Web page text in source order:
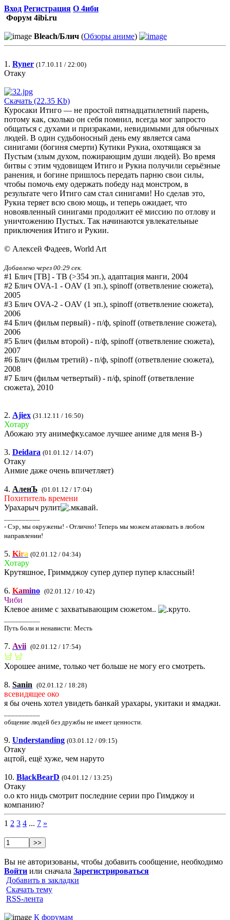
Вход Регистрация О 4иби
Форум 4ibi.ru
Bleach/Блич (Обзоры аниме)
1. Ryner (17.10.11 / 22:00)
Отаку
Скачать (22.35 Kb)
Куросаки Итиго — не простой пятнадцатилетний парень,
потому как, сколько он себя помнил, всегда мог запросто
общаться с духами и призраками, невидимыми для обычных
людей. В один судьбоносный день ему является сама
синигами (богиня смерти) Кутики Рукиа, охотящаяся за
Пустым (злым духом, пожирающим души людей). Во время
битвы с этим чудовищем Итиго и Рукиа получили серьёзные
ранения, и богине пришлось передать парню свои силы,
чтобы помочь ему одержать победу над монстром, в
результате чего Итиго сам стал синигами! Но сделав это,
Рукиа теряет всю свою мощь, и теперь ожидает, что
новоявленный синигами продолжит её миссию по отлову и
уничтожению Пустых. Так начинаются увлекательные
приключения Итиго и Рукии.
© Алексей Фадеев, World Art
Добавлено через 00:29 сек.
#1 Блич [ТВ] - ТВ (>354 эп.), адаптация манги, 2004
#2 Блич OVA-1 - OAV (1 эп.), spinoff (ответвление сюжета),
2005
#3 Блич OVA-2 - OAV (1 эп.), spinoff (ответвление сюжета),
2006
#4 Блич (фильм первый) - п/ф, spinoff (ответвление сюжета),
2006
#5 Блич (фильм второй) - п/ф, spinoff (ответвление сюжета),
2007
#6 Блич (фильм третий) - п/ф, spinoff (ответвление сюжета),
2008
#7 Блич (фильм четвертый) - п/ф, spinoff (ответвление
сюжета), 2010
2. Ajiex (31.12.11 / 16:50)
Хотару
Абожаю эту анимефку.самое лучшее аниме для меня B-)
3. Deidara (01.01.12 / 14:07)
Отаку
Анмие даже очень впичетляет)
4. АленЪ (01.01.12 / 17:04)
Похититель времени
Урахарыч рулит
- Сэр, мы окружены! - Отлично! Теперь мы можем атаковать в любом
направлении!
5. Kira (02.01.12 / 04:34)
Хотару
Крутяшное, Гриммджоу супер дупер пупер классный!
6. Kamino (02.01.12 / 10:42)
Чиби
Клевое аниме с захватывающим сюжетом..
Путь боли и ненависти: Месть
7. Avii (02.01.12 / 17:54)
냠 냠
Хорошее аниме, только чет больше не могу его смотреть.
8. Sanin (02.01.12 / 18:28)
всевидящее око
я бы очень хотел увидеть банкай урахары, укитаки и ямаджи.
общение людей без дружбы не имеет ценности.
9. Understanding (03.01.12 / 09:15)
Отаку
ацтой, ещё хуже, чем наруто
10. BlackBearD (04.01.12 / 13:25)
Отаку
о.о кто нидь смотрит последние серии про Гимджоу и
компанию?
1 2 3 4 ... 7 »
Вы не авторизованы, чтобы добавить сообщение, необходимо
Войти или сначала Зарегистрироваться
Добавить в закладки
Скачать тему
RSS-лента
К форумам